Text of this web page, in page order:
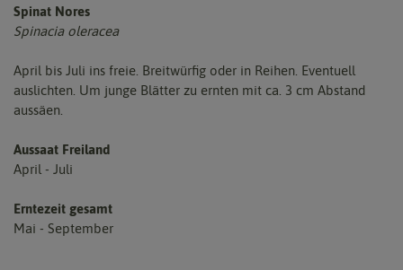
Spinat Nores
Spinacia oleracea
April bis Juli ins freie. Breitwürfig oder in Reihen. Eventuell
auslichten. Um junge Blätter zu ernten mit ca. 3 cm Abstand
aussäen.
Aussaat Freiland
April - Juli
Erntezeit gesamt
Mai - September